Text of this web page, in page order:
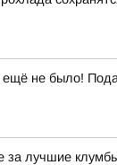
ещё не было!
за лучшие